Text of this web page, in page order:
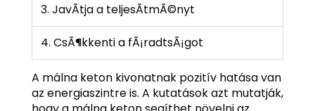
3. JavÃ­tja a teljesÃ­tmÃ©nyt
4. CsÃ¶kkenti a fÃ¡radtsÃ¡got
A málna keton kivonatnak pozitív hatása van
az energiaszintre is. A kutatások azt mutatják,